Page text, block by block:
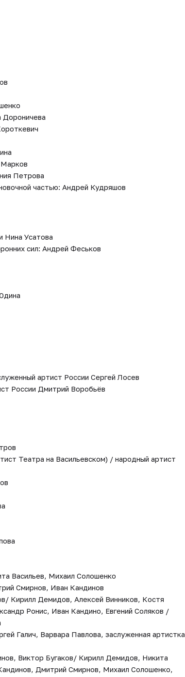
Дороничева
Петрова
частью: Андрей Кудряшов
Нина Усатова
сил: Андрей Феськов
артист России Сергей Лосев
России Дмитрий Воробьёв
Театра на Васильевском) / народный артист
Васильев, Михаил Солошенко
Смирнов, Иван Кандинов
Кирилл Демидов, Алексей Винников, Костя
Ронис, Иван Кандино, Евгений Соляков /
Галич, Варвара Павлова, заслуженная артистка
Виктор Бугаков/ Кирилл Демидов, Никита
Дмитрий Смирнов, Михаил Солошенко,